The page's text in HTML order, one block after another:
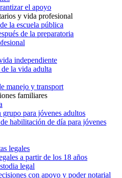
el apoyo
y vida profesional
la escuela pública
de la preparatoria
independiente
la vida adulta
manejo y transport
familiares
grupo para jóvenes adultos
habilitación de día para jóvenes
legales
a partir de los 18 años
legal
con apoyo y poder notarial